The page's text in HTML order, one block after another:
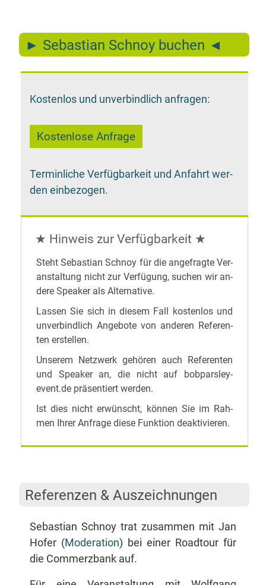
► Se­bas­ti­an Schnoy buchen ◄
Kos­ten­los und un­ver­bind­lich anfragen:
Ter­min­li­che Ver­füg­bar­keit und An­fahrt wer­
den einbezogen.
★ Hin­weis zur Verfügbarkeit ★
Steht Se­bas­ti­an Schnoy für die an­ge­frag­te Ver­
an­stal­tung nicht zur Ver­fü­gung, su­chen wir an­
de­re Spea­k­er als Alternative.
Las­sen Sie sich in die­sem Fall kos­ten­los und
un­ver­bind­lich An­ge­bo­te von an­de­ren Re­fe­ren­
ten erstellen.
Un­se­rem Netz­werk ge­hö­ren auch Re­fe­ren­ten
und Spea­k­er an, die nicht auf bobparsley-
event.de prä­sen­tiert werden.
Ist dies nicht er­wünscht, kön­nen Sie im Rah­
men Ih­rer An­fra­ge die­se Funk­ti­on deaktivieren.
Re­fe­ren­zen & Auszeichnungen
Se­bas­ti­an Schnoy trat zu­sam­men mit Jan
Ho­fer (Mo­de­ra­ti­on) bei ei­ner Road­tour für
die Com­merz­bank auf.